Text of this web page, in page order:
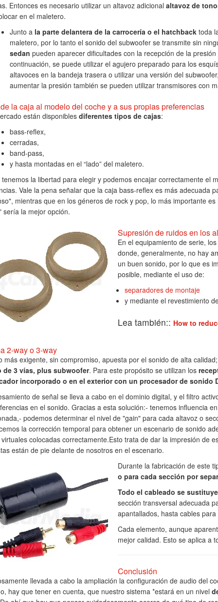
Entonces es necesario utilizar un altavoz adicional altavoz de
en el maletero.
Junto a la parte delantera de la carrocería o el hatchbacktoda
maletero, por lo tanto el sonido del subwoofer se transmite sin
sedan pueden aparecer dificultades con la recepción de la
continuación, se puede utilizar el agujero preparado para los
altavoces en la bandeja trasera o utilizar una versión del
aumentar la presión también se pueden utilizar transmisores con
la caja al modelo del coche y a sus propias preferencias
están disponibles diferentes tipos de cajas:
bass-reflex,
cerradas,
band-pass,
y hasta montadas en el “lado” del maletero.
la libertad para elegir y podemos encajar correctamente el
Vale la pena señalar que la caja bass-reflex es más adecuada
mientras que en los géneros de rock y pop, lo más importante
sería la mejor opción.
Supresión de ruidos en los
En el equipamiento de serie,
donde, generalmente, no hay
un buen sonido, por lo que es
posible, mediante el uso de:
separadores de montaje
y mediante el revestimiento
Lea también:: How to
2-way o 3-way
más exigente, sin compromiso, apuesta por el sonido de alta
de 3 vías, plus subwoofer. Para este propósito se utilizan los
incorporado o en el exterior con un procesador de sonido
de señal se lleva a cabo en el dominio digital, y el filtro
en el sonido. Gracias a esta solución:- tenemos influencia
podemos determinar el nivel de "gain" para cada altavoz o
la corrección temporal para obtener un escenario de sonido
colocadas correctamente.Esto trata de dar la impresión de
están de pie delante de nosotros en el escenario.
Durante la fabricación de este
o para cada sección por
Todo el cableado se
sección transversal adecuada
apantallados, hasta cables
Cada elemento, aunque
mejor calidad. Esto se aplica a
Conclusión
llevada a cabo la ampliación la configuración de audio del
hay que tener en cuenta, que nuestro sistema *estará en un nivel